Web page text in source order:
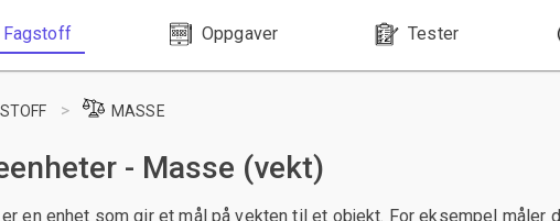
Fagstoff Oppgaver Tester
> MASSE
- Masse (vekt)
en enhet som gir et mål på vekten til et objekt. For eksempel måler